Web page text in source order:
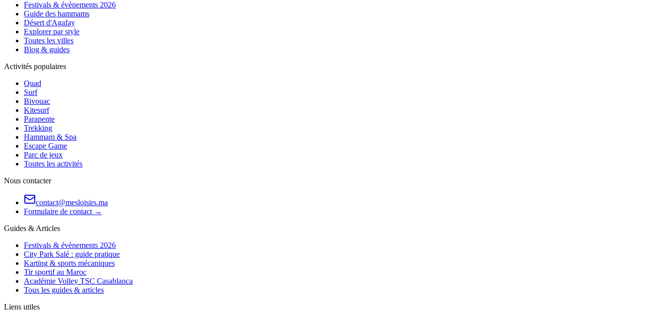
Festivals & évènements 2026
Guide des hammams
Désert d'Agafay
Explorer par style
Toutes les villes
Blog & guides
Activités populaires
Quad
Surf
Bivouac
Kitesurf
Parapente
Trekking
Hammam & Spa
Escape Game
Parc de jeux
Toutes les activités
Nous contacter
contact@mesloisirs.ma
Formulaire de contact →
Guides & Articles
Festivals & évènements 2026
City Park Salé : guide pratique
Karting & sports mécaniques
Tir sportif au Maroc
Académie Volley TSC Casablanca
Tous les guides & articles
Liens utiles